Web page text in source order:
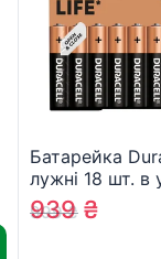
Батарейка
лужні 18 шт. в
81546741)
999₴
939₴